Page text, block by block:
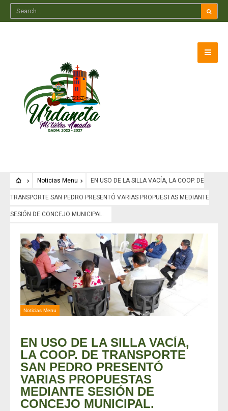
Noticias Menu EN USO DE LA SILLA VACÍA, LA COOP. DE
TRANSPORTE SAN PEDRO PRESENTÓ VARIAS PROPUESTAS MEDIANTE
SESIÓN DE CONCEJO MUNICIPAL.
Noticias Menu
EN USO DE LA SILLA VACÍA,
LA COOP. DE TRANSPORTE
SAN PEDRO PRESENTÓ
VARIAS PROPUESTAS
MEDIANTE SESIÓN DE
CONCEJO MUNICIPAL.